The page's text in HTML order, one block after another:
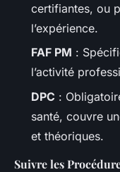
certifiantes, ou
l’expérience.
FAF PM :
l’activité
DPC :
santé, couvre
et théoriques.
Suivre les